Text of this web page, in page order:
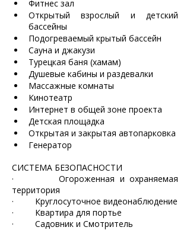
Фитнес зал
Открытый взрослый и детский
бассейны
Подогреваемый крытый бассейн
Сауна и джакузи
Турецкая баня (хамам)
Душевые кабины и раздевалки
Массажные комнаты
Кинотеатр
Интернет в общей зоне проекта
Детская площадка
Открытая и закрытая автопарковка
Генератор
СИСТЕМА БЕЗОПАСНОСТИ
·         Огороженная и охраняемая
территория
·         Круглосуточное видеонаблюдение
·         Квартира для портье
·         Садовник и Смотритель